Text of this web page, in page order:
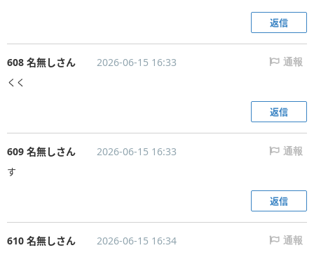
返信
608 名無しさん 2026-06-15 16:33 通報
くく
返信
609 名無しさん 2026-06-15 16:33 通報
す
返信
610 名無しさん 2026-06-15 16:34 通報